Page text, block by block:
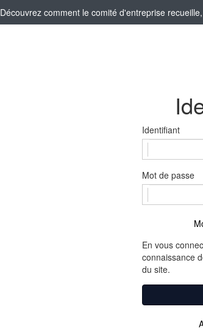
Découvrez comment le comité d'entreprise
Identifiant
Mot de passe
En vous
connaissance
du site.